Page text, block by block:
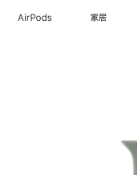
AirPods 家居